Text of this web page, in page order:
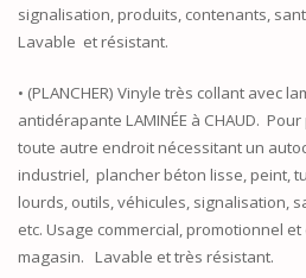
signalisation, produits, contenants,
Lavable et résistant.
• (PLANCHER) Vinyle très collant avec
antidérapante LAMINÉE à CHAUD.
toute autre endroit nécessitant un
industriel, plancher béton lisse, peint,
lourds, outils, véhicules, signalisation,
etc. Usage commercial, promotionnel
magasin. Lavable et très résistant.